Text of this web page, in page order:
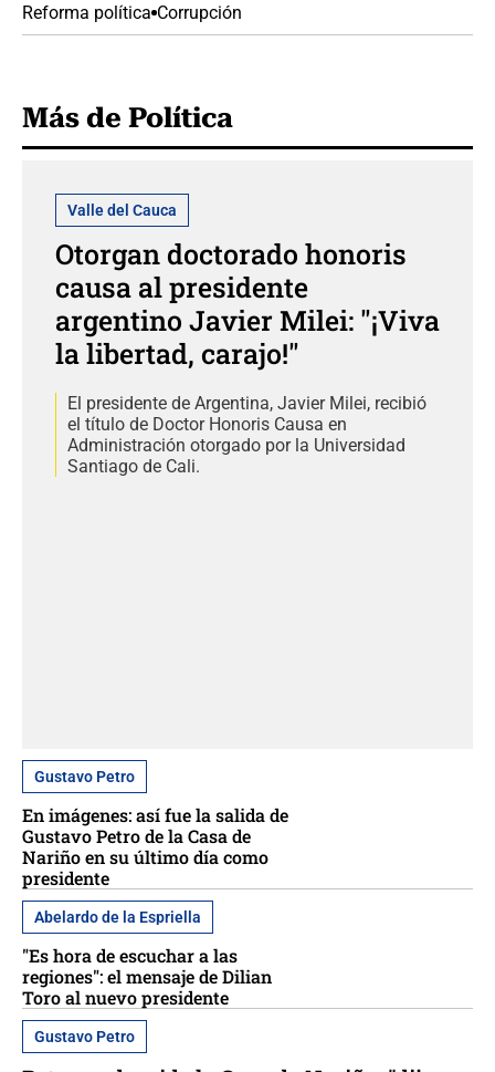
Reforma política Corrupción
Más de Política
Valle del Cauca
Otorgan doctorado honoris
causa al presidente
argentino Javier Milei: "¡Viva
la libertad, carajo!"
El presidente de Argentina, Javier Milei, recibió
el título de Doctor Honoris Causa en
Administración otorgado por la Universidad
Santiago de Cali.
Gustavo Petro
En imágenes: así fue la salida de
Gustavo Petro de la Casa de
Nariño en su último día como
presidente
Abelardo de la Espriella
"Es hora de escuchar a las
regiones": el mensaje de Dilian
Toro al nuevo presidente
Gustavo Petro